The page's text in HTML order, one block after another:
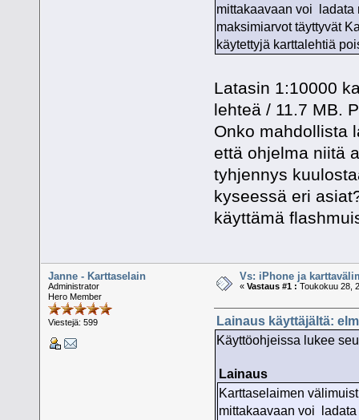
mittakaavaan voi ladata
maksimiarvot täyttyvät
käytettyjä karttalehtiä
Latasin 1:10000
lehteä / 11.7 MB.
Onko mahdollista
että ohjelma niitä
tyhjennys
kyseessä eri
käyttämä
Janne - Karttaselain
Administrator
Hero Member
Viestejä: 599
Vs: iPhone ja
«Vastaus #1 : Toukokuu 28,
Lainaus käyttäjältä:
Käyttöohjeissa lukee
Lainaus
Karttaselaimen
mittakaavaan voi